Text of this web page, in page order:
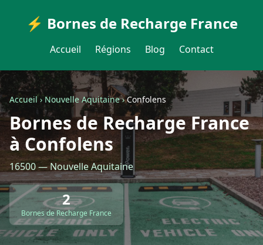
⚡ Bornes de Recharge France
Accueil Régions Blog Contact
Accueil›Nouvelle Aquitaine›Confolens
Bornes de Recharge France
à Confolens
16500 — Nouvelle Aquitaine
2
Bornes de Recharge France